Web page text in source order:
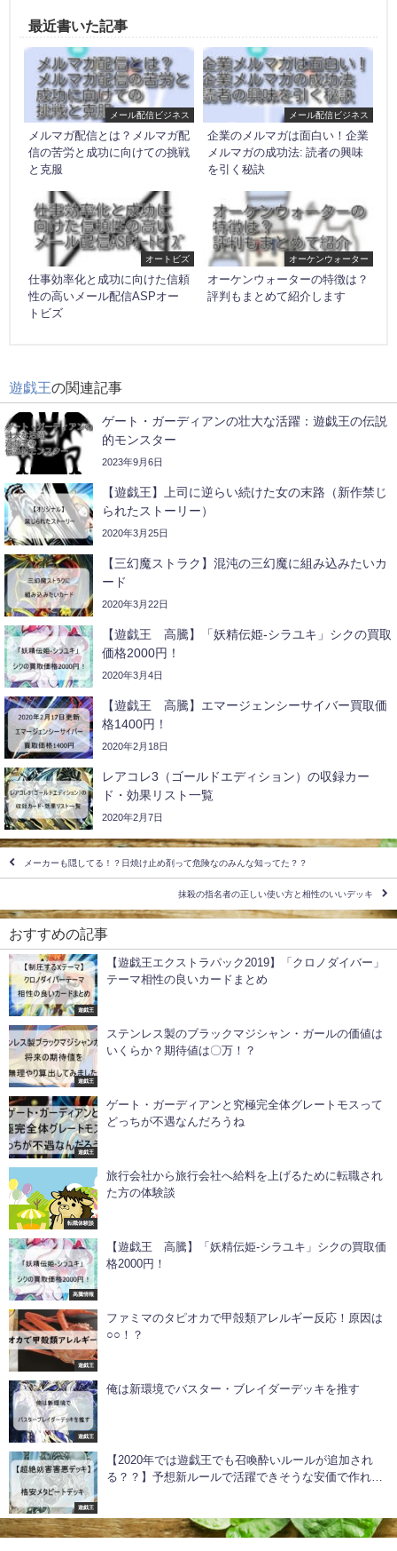
最近書いた記事
メール配信ビジネス
メルマガ配信とは？メルマガ配
信の苦労と成功に向けての挑戦
と克服
メール配信ビジネス
企業のメルマガは面白い！企業
メルマガの成功法: 読者の興味
を引く秘訣
オートビズ
仕事効率化と成功に向けた信頼
性の高いメール配信ASPオー
トビズ
オーケンウォーター
オーケンウォーターの特徴は？
評判もまとめて紹介します
遊戯王の関連記事
ゲート・ガーディアンの壮大な活躍：遊戯王の伝説
的モンスター
2023年9月6日
【遊戯王】上司に逆らい続けた女の末路（新作禁じ
られたストーリー）
2020年3月25日
【三幻魔ストラク】混沌の三幻魔に組み込みたいカ
ード
2020年3月22日
【遊戯王 高騰】「妖精伝姫-シラユキ」シクの買取
価格2000円！
2020年3月4日
【遊戯王 高騰】エマージェンシーサイバー買取価
格1400円！
2020年2月18日
レアコレ3（ゴールドエディション）の収録カー
ド・効果リスト一覧
2020年2月7日
メーカーも隠してる！？日焼け止め剤って危険なのみんな知ってた？？
抹殺の指名者の正しい使い方と相性のいいデッキ
おすすめの記事
遊戯王
【遊戯王エクストラパック2019】「クロノダイバー」
テーマ相性の良いカードまとめ
遊戯王
ステンレス製のブラックマジシャン・ガールの価値は
いくらか？期待値は〇万！？
遊戯王
ゲート・ガーディアンと究極完全体グレートモスって
どっちが不遇なんだろうね
転職体験談
旅行会社から旅行会社へ給料を上げるために転職され
た方の体験談
高騰情報
【遊戯王 高騰】「妖精伝姫-シラユキ」シクの買取価
格2000円！
遊戯王
ファミマのタピオカで甲殻類アレルギー反応！原因は
○○！？
遊戯王
俺は新環境でバスター・ブレイダーデッキを推す
遊戯王
【2020年では遊戯王でも召喚酔いルールが追加され
る？？】予想新ルールで活躍できそうな安価で作れる